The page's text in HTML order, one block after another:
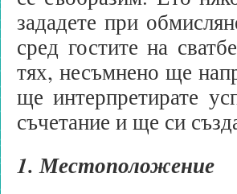
зададете при
сред гостите на
тях, несъмнено ще
ще интерпретирате
съчетание и ще си
1. Местоположение